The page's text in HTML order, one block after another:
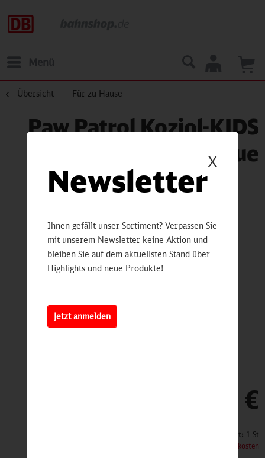
Menü
Übersicht Für zu Hause
Paw Patrol Koziol-KIDS
SET, light blue
12,90 €
Inhalt: 1 St
zzgl. Versandkosten
X
Newsletter
Ihnen gefällt unser Sortiment? Verpassen Sie
mit unserem Newsletter keine Aktion und
bleiben Sie auf dem aktuellsten Stand über
Highlights und neue Produkte!
Jetzt anmelden